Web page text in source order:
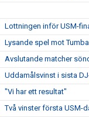
Lottningen inför USM-
Lysande spel mot Tumba
Avslutande matcher
Uddamålsvinst i sista
"Vi har ett resultat"
Två vinster första USM-